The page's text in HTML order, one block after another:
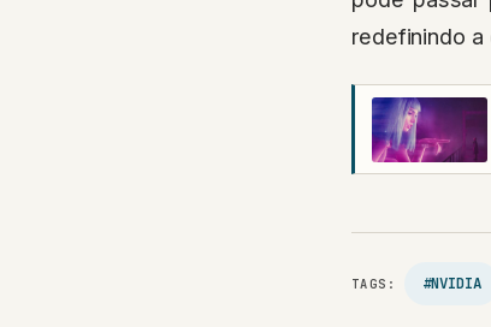
redefinindo
TAGS: #NVIDIA